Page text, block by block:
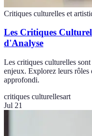
Critiques culturelles et
Les Critiques
d'Analyse
Les critiques culturelles
enjeux. Explorez leurs rôles
approfondi.
critiques culturellesart
Jul 21